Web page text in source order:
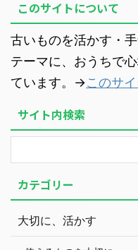
このサイトについて
古いものを活かす・
テーマに、おうちで
ています。→このサ
サイト内検索
カテゴリー
大切に、活かす